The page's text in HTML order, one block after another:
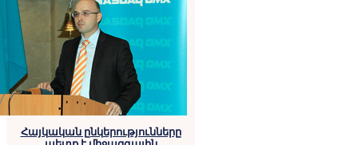
Հայկական ընկերությունները